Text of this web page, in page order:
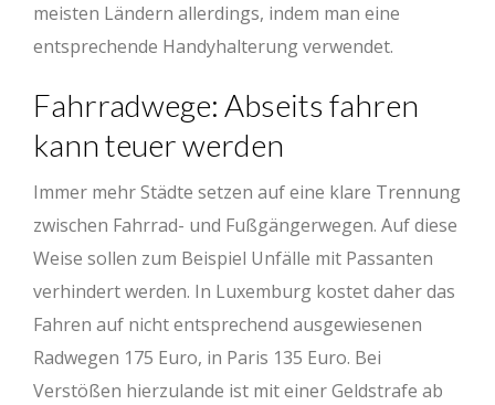
meisten Ländern allerdings, indem man eine
entsprechende Handyhalterung verwendet.
Fahrradwege: Abseits fahren
kann teuer werden
Immer mehr Städte setzen auf eine klare Trennung
zwischen Fahrrad- und Fußgängerwegen. Auf diese
Weise sollen zum Beispiel Unfälle mit Passanten
verhindert werden. In Luxemburg kostet daher das
Fahren auf nicht entsprechend ausgewiesenen
Radwegen 175 Euro, in Paris 135 Euro. Bei
Verstößen hierzulande ist mit einer Geldstrafe ab